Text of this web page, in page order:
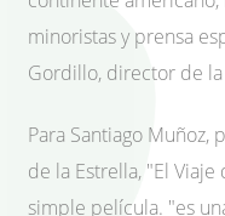
minoristas y prensa
Gordillo, director de
Para Santiago Muñoz,
de la Estrella, "El
simple película. "es